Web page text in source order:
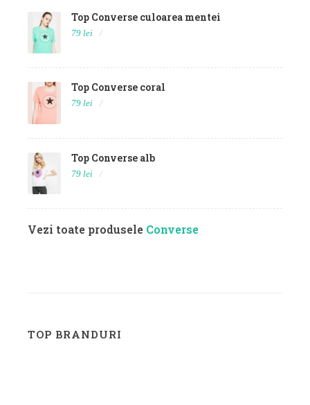
Top Converse culoarea mentei
79 lei
Top Converse coral
79 lei
Top Converse alb
79 lei
Vezi toate produsele Converse
TOP BRANDURI